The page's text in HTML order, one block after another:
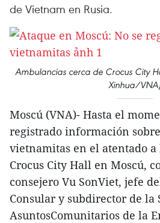
de Vietnam en Rusia.
Ambulancias cerca de Crocus City
Xinhua/
Moscú (VNA)- Hasta el
registrado información
vietnamitas en el atentado
Crocus City Hall en Moscú,
consejero Vu SonViet, jefe
Consular y subdirector de la
AsuntosComunitarios de la